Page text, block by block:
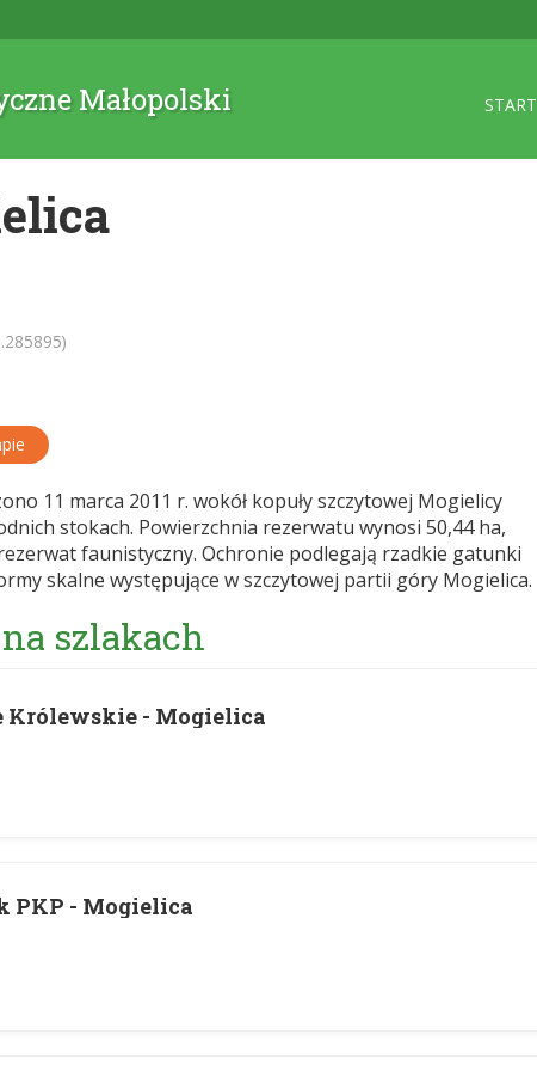
Małopolski START
11 marca 2011 r. wokół kopuły szczytowej Mogielicy
stokach. Powierzchnia rezerwatu wynosi 50,44 ha,
faunistyczny. Ochronie podlegają rzadkie gatunki
skalne występujące w szczytowej partii góry Mogielica.
szlakach
Królewskie - Mogielica
PKP - Mogielica